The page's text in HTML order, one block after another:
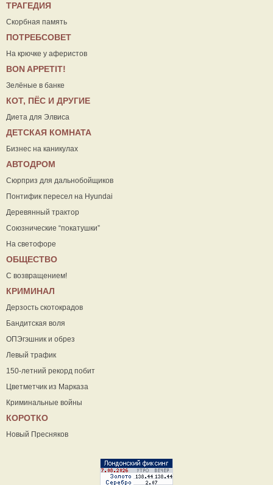
ТРАГЕДИЯ
Скорбная память
ПОТРЕБСОВЕТ
На крючке у аферистов
ВON APPETIT!
Зелёные в банке
КОТ, ПЁС И ДРУГИЕ
Диета для Элвиса
ДЕТСКАЯ КОМНАТА
Бизнес на каникулах
АВТОДРОМ
Сюрприз для дальнобойщиков
Понтифик пересел на Hyundai
Деревянный трактор
Союзнические “покатушки”
На светофоре
ОБЩЕСТВО
С возвращением!
КРИМИНАЛ
Дерзость скотокрадов
Бандитская воля
ОПЭгэшник и обрез
Левый трафик
150-летний рекорд побит
Цветметчик из Марказа
Криминальные войны
КОРОТКО
Новый Пресняков